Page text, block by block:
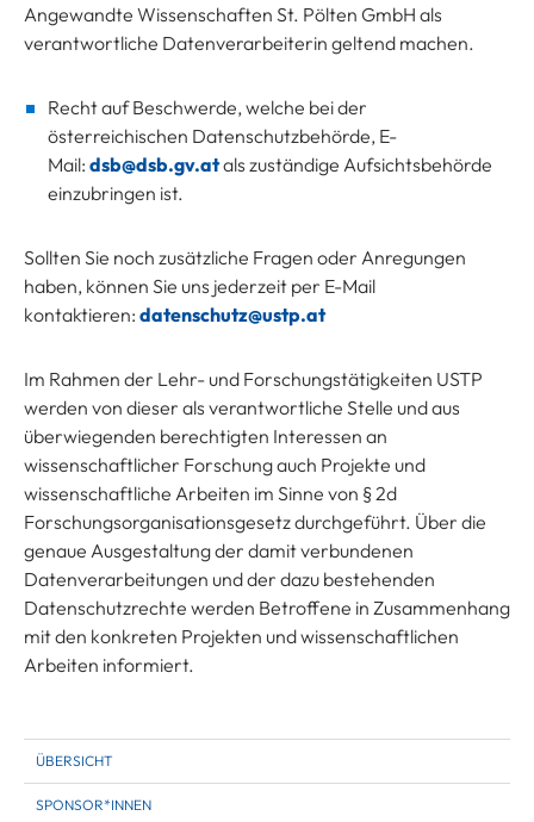
Angewandte Wissenschaften St. Pölten GmbH als
verantwortliche Datenverarbeiterin geltend machen.
Recht auf Beschwerde, welche bei der
österreichischen Datenschutzbehörde, E-
Mail: dsb@dsb.gv.atals zuständige Aufsichtsbehörde
einzubringen ist.
Sollten Sie noch zusätzliche Fragen oder Anregungen
haben, können Sie uns jederzeit per E-Mail
kontaktieren: datenschutz@ustp.at
Im Rahmen der Lehr- und Forschungstätigkeiten USTP
werden von dieser als verantwortliche Stelle und aus
überwiegenden berechtigten Interessen an
wissenschaftlicher Forschung auch Projekte und
wissenschaftliche Arbeiten im Sinne von § 2d
Forschungsorganisationsgesetz durchgeführt. Über die
genaue Ausgestaltung der damit verbundenen
Datenverarbeitungen und der dazu bestehenden
Datenschutzrechte werden Betroffene in Zusammenhang
mit den konkreten Projekten und wissenschaftlichen
Arbeiten informiert.
ÜBERSICHT
SPONSOR*INNEN